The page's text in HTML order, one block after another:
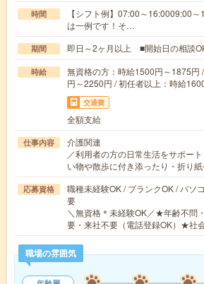
時間
【シフト例】07:00～16:0009:00
は一例です！そ…
期間 即日～2ヶ月以上 ■開始日の相談
時給
無資格の方：時給1500円～1875円
円～2250円 / 初任者以上：時給
交通費
全額支給
仕事内容
介護関連
／利用者の方の日常生活をサポー
い物や散歩に付き添ったり・折り
応募資格
職種未経験OK / ブランクOK / パソ
要
＼無資格＊未経験OK／★年齢不問
要・来社不要（電話登録OK）★社
職場の雰囲気